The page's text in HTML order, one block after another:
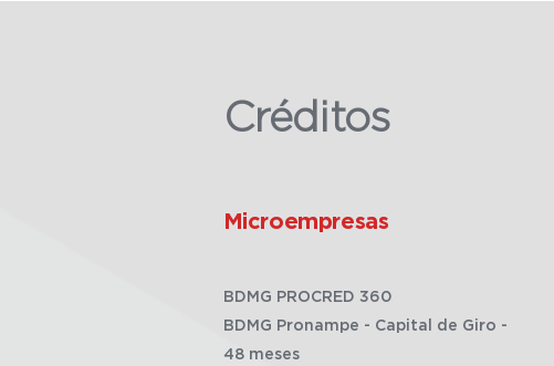
Créditos
Microempresas
BDMG PROCRED 360
BDMG Pronampe - Capital de Giro -
48 meses